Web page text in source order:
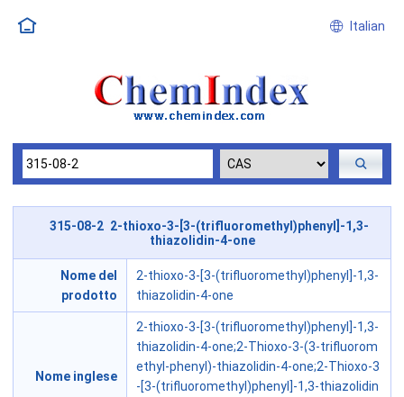
Italian
315-08-2 2-thioxo-3-[3-(trifluoromethyl)phenyl]-1,3-
thiazolidin-4-one
Nome del
prodotto
2-thioxo-3-[3-(trifluoromethyl)phenyl]-1,3-
thiazolidin-4-one
Nome inglese
2-thioxo-3-[3-(trifluoromethyl)phenyl]-1,3-
thiazolidin-4-one;2-Thioxo-3-(3-trifluorom
ethyl-phenyl)-thiazolidin-4-one;2-Thioxo-3
-[3-(trifluoromethyl)phenyl]-1,3-thiazolidin